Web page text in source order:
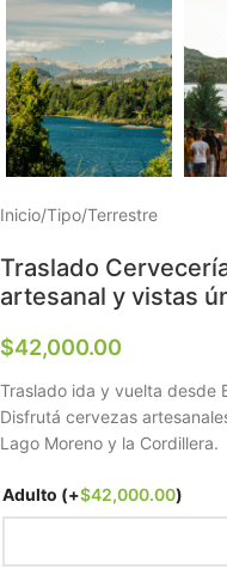
Inicio/Tipo/Terrestre
Traslado
artesanal y vistas
$42,000.00
Traslado ida y vuelta desde
Disfrutá cervezas
Lago Moreno y la Cordillera.
Adulto (+$42,000.00)